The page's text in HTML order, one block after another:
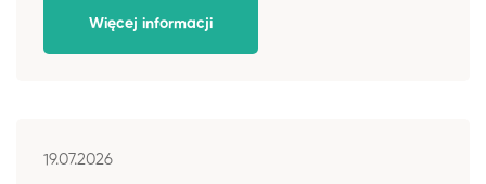
Więcej informacji
19.07.2026